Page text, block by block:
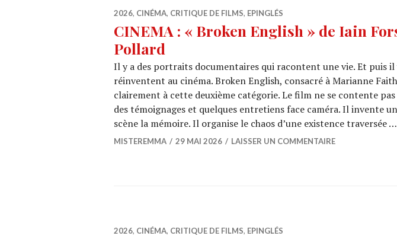
2026, CINÉMA, CRITIQUE DE FILMS, EPINGLÉS
CINEMA : « Broken English » de Iain
Pollard
Il y a des portraits documentaires qui racontent une vie. Et puis il
réinventent au cinéma. Broken English, consacré à Marianne
clairement à cette deuxième catégorie. Le film ne se contente pas
des témoignages et quelques entretiens face caméra. Il invente
scène la mémoire. Il organise le chaos d’une existence traversée …
MISTEREMMA 29 MAI 2026 LAISSER UN COMMENTAIRE
2026, CINÉMA, CRITIQUE DE FILMS, EPINGLÉS